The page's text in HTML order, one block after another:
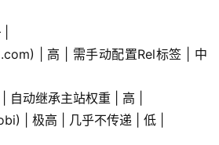
| 自动继承主站权重 | 高 |
| 极高 | 几乎不传递 | 低 |